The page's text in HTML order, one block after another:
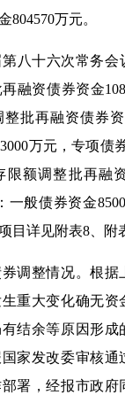
804570万元。
十六次常务会
融资债券资金
批再融资债券资
万元，专项债
限额调整批再融
一般债券资金
目详见附表8、附
整情况。根据
重大变化确无资
结余等原因形成
家发改委审核通
署，经报市政府